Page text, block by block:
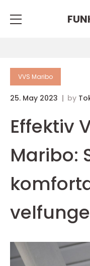
VVS Maribo
25. May 2023 by
Effektiv
Maribo: